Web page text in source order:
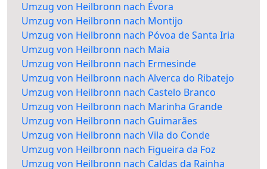
Umzug von Heilbronn nach Évora
Umzug von Heilbronn nach Montijo
Umzug von Heilbronn nach Póvoa de Santa Iria
Umzug von Heilbronn nach Maia
Umzug von Heilbronn nach Ermesinde
Umzug von Heilbronn nach Alverca do Ribatejo
Umzug von Heilbronn nach Castelo Branco
Umzug von Heilbronn nach Marinha Grande
Umzug von Heilbronn nach Guimarães
Umzug von Heilbronn nach Vila do Conde
Umzug von Heilbronn nach Figueira da Foz
Umzug von Heilbronn nach Caldas da Rainha